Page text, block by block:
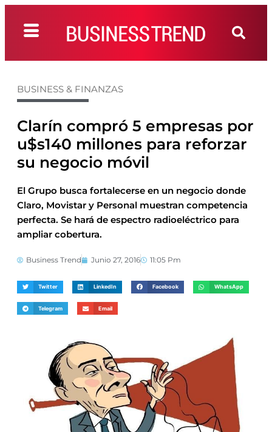
BUSINESS & FINANZAS
Clarín compró 5 empresas por
u$s140 millones para reforzar
su negocio móvil
El Grupo busca fortalecerse en un negocio donde
Claro, Movistar y Personal muestran competencia
perfecta. Se hará de espectro radioeléctrico para
ampliar cobertura.
Business Trend Junio 27, 2016 11:05 Pm
Twitter LinkedIn Facebook WhatsApp
Telegram Email